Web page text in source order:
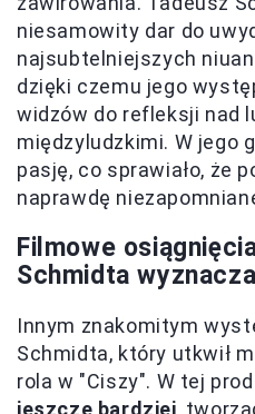
niesamowity dar do
najsubtelniejszych
dzięki czemu jego
widzów do refleksji nad
międzyludzkimi. W jego
pasję, co sprawiało, że
naprawdę
Filmowe
Schmidta
Innym znakomitym
Schmidta, który utkwił
rola w "Ciszy". W tej
jeszcze bardziej ,